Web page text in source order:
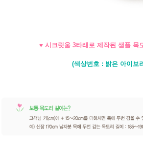
♥ 시크릿울 3타래로 제작된 샘플 목
(색상번호 : 밝은 아이보